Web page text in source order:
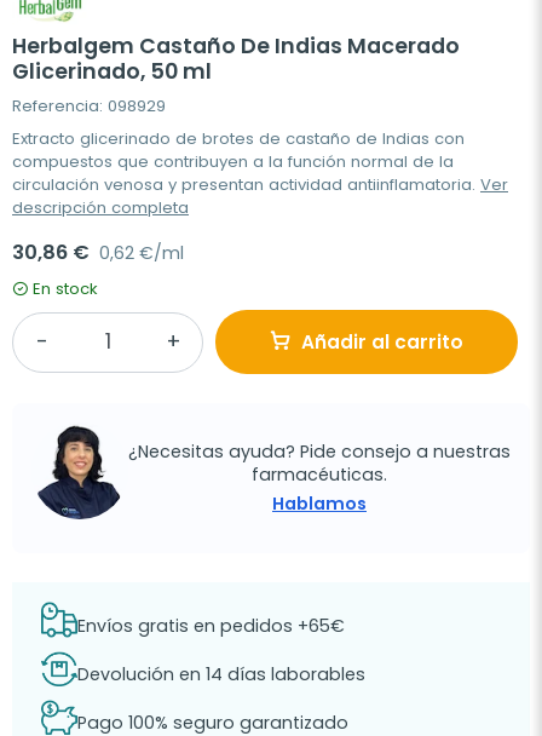
Herbalgem Castaño De Indias Macerado
Glicerinado, 50 ml
Referencia: 098929
Extracto glicerinado de brotes de castaño de Indias con
compuestos que contribuyen a la función normal de la
circulación venosa y presentan actividad antiinflamatoria. Ver
descripción completa
30,86 € 0,62 €/ml
En stock
Añadir al carrito
¿Necesitas ayuda? Pide consejo a nuestras
farmacéuticas.
Hablamos
Envíos gratis en pedidos +65€
Devolución en 14 días laborables
Pago 100% seguro garantizado